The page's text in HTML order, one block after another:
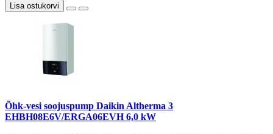
Lisa ostukorvi
Õhk-vesi soojuspump Daikin Altherma 3
EHBH08E6V/ERGA06EVH 6,0 kW